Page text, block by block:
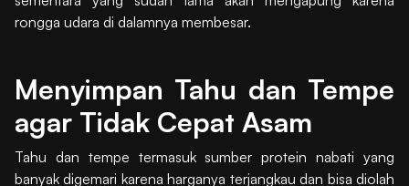
rongga udara di dalamnya membesar.
Menyimpan Tahu dan Tempe
agar Tidak Cepat Asam
Tahu dan tempe termasuk sumber protein nabati yang
banyak digemari karena harganya terjangkau dan bisa diolah